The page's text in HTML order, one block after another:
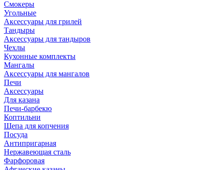
Смокеры
Угольные
Аксессуары для грилей
Тандыры
Аксессуары для тандыров
Чехлы
Кухонные комплекты
Мангалы
Аксессуары для мангалов
Печи
Аксессуары
Для казана
Печи-барбекю
Коптильни
Щепа для копчения
Посуда
Антипригарная
Нержавеющая сталь
Фарфоровая